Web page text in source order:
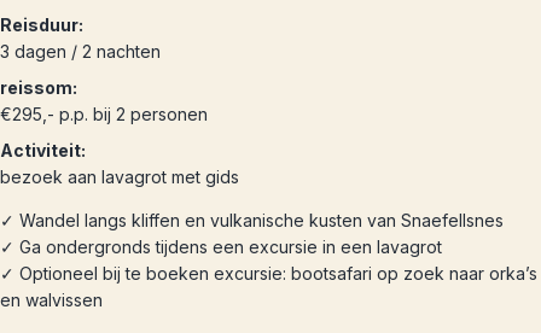
Reisduur:
3 dagen / 2 nachten
reissom:
€295,- p.p. bij 2 personen
Activiteit:
bezoek aan lavagrot met gids
✓ Wandel langs kliffen en vulkanische kusten van Snaefellsnes
✓ Ga ondergronds tijdens een excursie in een lavagrot
✓ Optioneel bij te boeken excursie: bootsafari op zoek naar orka’s
en walvissen